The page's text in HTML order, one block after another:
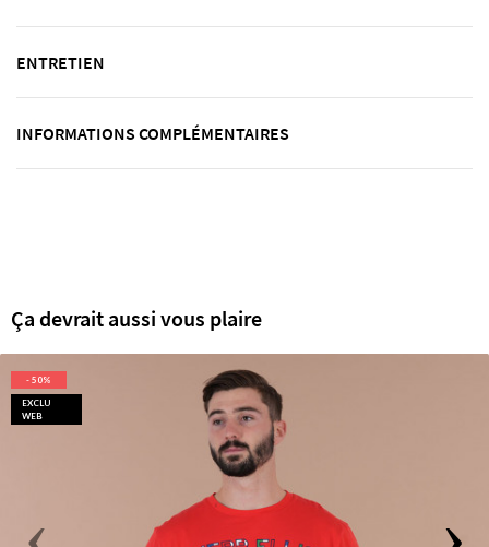
ENTRETIEN
INFORMATIONS COMPLÉMENTAIRES
Ça devrait aussi vous plaire
EXCLU
WEB
- 50%